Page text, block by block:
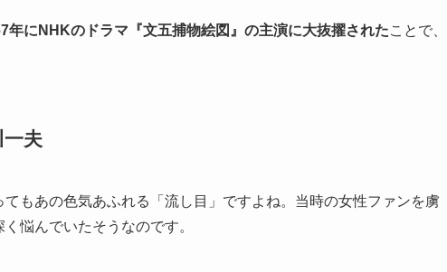
年にNHKのドラマ『文五捕物絵図』の主演に大抜擢されたことで、
夫
もあの色気あふれる「流し目」ですよね。当時の女性ファンを虜
悩んでいたそうなのです。